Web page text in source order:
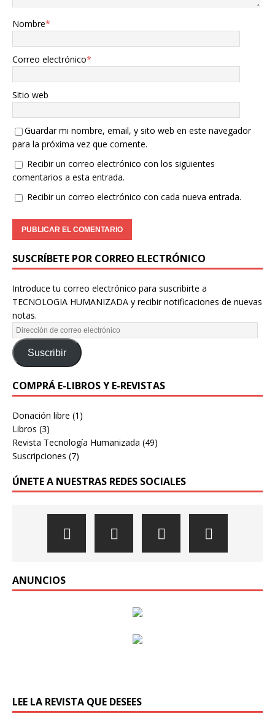
Nombre*
Correo electrónico*
Sitio web
Guardar mi nombre, email, y sito web en este navegador
para la próxima vez que comente.
Recibir un correo electrónico con los siguientes
comentarios a esta entrada.
Recibir un correo electrónico con cada nueva entrada.
SUSCRÍBETE POR CORREO ELECTRÓNICO
Introduce tu correo electrónico para suscribirte a
TECNOLOGIA HUMANIZADA y recibir notificaciones de nuevas
notas.
Suscribir
COMPRÁ E-LIBROS Y E-REVISTAS
Donación libre (1)
Libros (3)
Revista Tecnología Humanizada (49)
Suscripciones (7)
ÚNETE A NUESTRAS REDES SOCIALES
ANUNCIOS
LEE LA REVISTA QUE DESEES